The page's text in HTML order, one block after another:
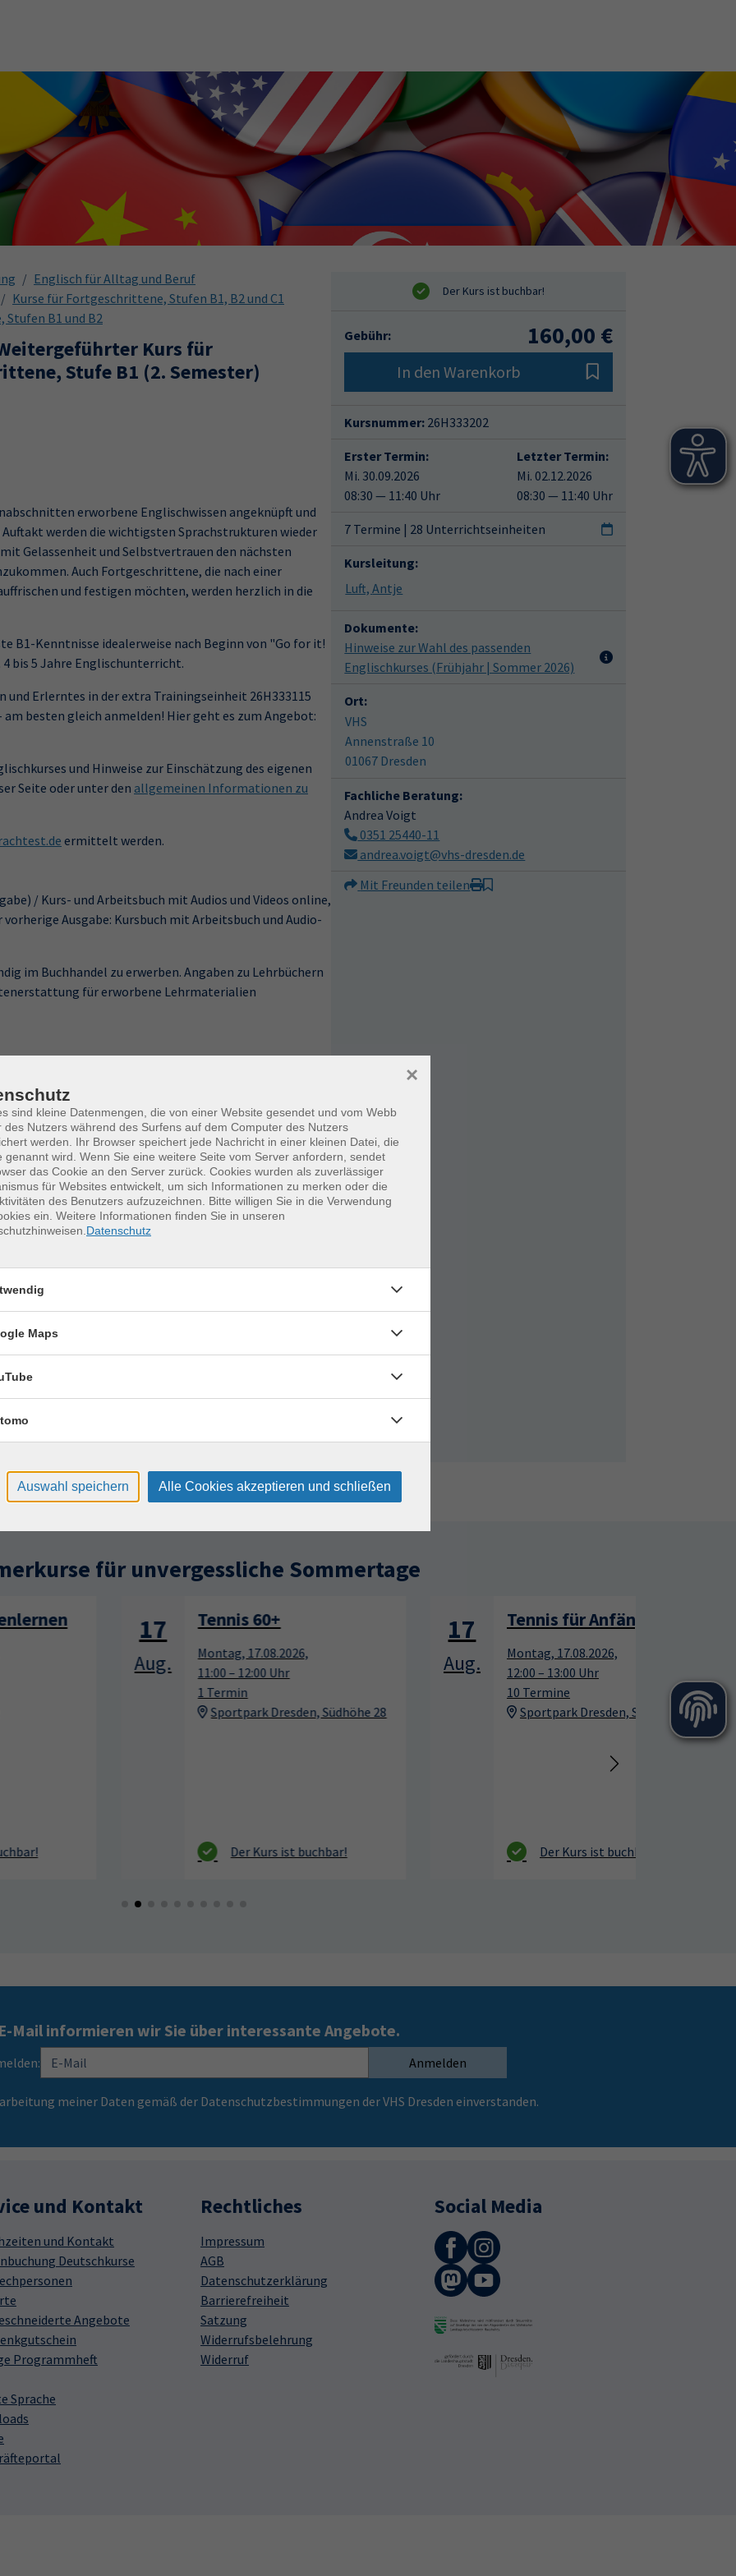
Englisch für Alltag und Beruf
Kurse für Fortgeschrittene, Stufen B1, B2 und C1
B1 und B2
Kurs für
Stufe B1 (2. Semester)
erworbene Englischwissen angeknüpft und
werden die wichtigsten Sprachstrukturen wieder
Gelassenheit und Selbstvertrauen den nächsten
Auch Fortgeschrittene, die nach einer
und festigen möchten, werden herzlich in die
B1-Kenntnisse idealerweise nach Beginn von "Go for it!
bis 5 Jahre Englischunterricht.
und Erlerntes in der extra Trainingseinheit 26H333115
besten gleich anmelden! Hier geht es zum Angebot:
und Hinweise zur Einschätzung des eigenen
Seite oder unter den allgemeinen Informationen zu
ermittelt werden.
/ Kurs- und Arbeitsbuch mit Audios und Videos online,
Ausgabe: Kursbuch mit Arbeitsbuch und Audio-
im Buchhandel zu erwerben. Angaben zu Lehrbüchern
für erworbene Lehrmaterialien
08:30 — 11:40 Uhr
08:30 — 11:40 Uhr
08:30 — 11:40 Uhr
08:30 — 11:40 Uhr
08:30 — 11:40 Uhr
– Strengthening
zu Jahresbeginn,
13.01.2027—
4x | 08:30 — 11:40
Gebühr: 160,00 €
In den Warenkorb
Kursnummer: 26H333202
Erster Termin:
Mi. 30.09.2026
08:30 — 11:40 Uhr
Letzter Termin:
Mi. 02.12.2026
08:30 — 11:40 Uhr
7 Termine | 28 Unterrichtseinheiten
Kursleitung:
Luft, Antje
Dokumente:
Hinweise zur Wahl des passenden
Englischkurses (Frühjahr | Sommer 2026)
Ort:
VHS
Annenstraße 10
01067 Dresden
Fachliche Beratung:
Andrea Voigt
0351 25440-11
andrea.voigt@vhs-dresden.de
Mit Freunden teilen
für unvergessliche Sommertage
17 Tennis 60+
Montag, 17.08.2026,
11:00 – 12:00 Uhr
Sportpark Dresden, Südhöhe 28
Tennis für Anfänger
Montag, 17.08.2026,
12:00 – 13:00 Uhr
Sportpark Dresden, Südhöhe 28
Mail informieren wir Sie über interessante Angebote.
Anmelden
meiner Daten gemäß der Datenschutzbestimmungen der VHS Dresden einverstanden.
und Kontakt
und Kontakt
Deutschkurse
Angebote
Programmheft
Sprache
Rechtliches
Impressum
AGB
Datenschutzerklärung
Barrierefreiheit
Satzung
Widerrufsbelehrung
Widerruf
Social Media
sind kleine Datenmengen, die von einer Website gesendet und vom Webb
des Nutzers während des Surfens auf dem Computer des Nutzers
werden. Ihr Browser speichert jede Nachricht in einer kleinen Datei, die
genannt wird. Wenn Sie eine weitere Seite vom Server anfordern, sendet
das Cookie an den Server zurück. Cookies wurden als zuverlässiger
für Websites entwickelt, um sich Informationen zu merken oder die
des Benutzers aufzuzeichnen. Bitte willigen Sie in die Verwendung
ein. Weitere Informationen finden Sie in unseren
Datenschutz
×
Maps
Auswahl speichern Alle Cookies akzeptieren und schließen